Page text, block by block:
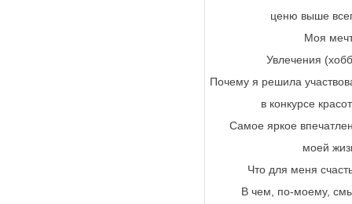
ценю выше
Моя
Увлечения
Почему я решила
в конкурсе
Самое яркое
моей
Что для меня
В чем, по-моему,